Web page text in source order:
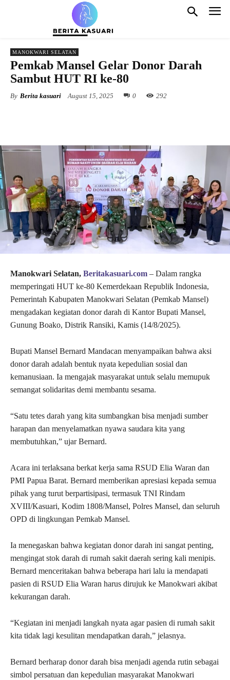
MANOKWARI SELATAN
Pemkab Mansel Gelar Donor Darah
Sambut HUT RI ke-80
By Berita kasuari August 15, 2025 0 292
Manokwari Selatan, Beritakasuari.com – Dalam rangka
memperingati HUT ke-80 Kemerdekaan Republik Indonesia,
Pemerintah Kabupaten Manokwari Selatan (Pemkab Mansel)
mengadakan kegiatan donor darah di Kantor Bupati Mansel,
Gunung Boako, Distrik Ransiki, Kamis (14/8/2025).
Bupati Mansel Bernard Mandacan menyampaikan bahwa aksi
donor darah adalah bentuk nyata kepedulian sosial dan
kemanusiaan. Ia mengajak masyarakat untuk selalu memupuk
semangat solidaritas demi membantu sesama.
“Satu tetes darah yang kita sumbangkan bisa menjadi sumber
harapan dan menyelamatkan nyawa saudara kita yang
membutuhkan,” ujar Bernard.
Acara ini terlaksana berkat kerja sama RSUD Elia Waran dan
PMI Papua Barat. Bernard memberikan apresiasi kepada semua
pihak yang turut berpartisipasi, termasuk TNI Rindam
XVIII/Kasuari, Kodim 1808/Mansel, Polres Mansel, dan seluruh
OPD di lingkungan Pemkab Mansel.
Ia menegaskan bahwa kegiatan donor darah ini sangat penting,
mengingat stok darah di rumah sakit daerah sering kali menipis.
Bernard menceritakan bahwa beberapa hari lalu ia mendapati
pasien di RSUD Elia Waran harus dirujuk ke Manokwari akibat
kekurangan darah.
“Kegiatan ini menjadi langkah nyata agar pasien di rumah sakit
kita tidak lagi kesulitan mendapatkan darah,” jelasnya.
Bernard berharap donor darah bisa menjadi agenda rutin sebagai
simbol persatuan dan kepedulian masyarakat Manokwari